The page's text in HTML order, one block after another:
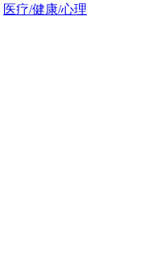
医疗/健康/心理